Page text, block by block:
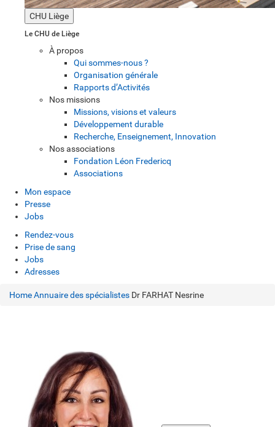
CHU Liège
Le CHU de Liège
À propos
Qui sommes-nous ?
Organisation générale
Rapports d’Activités
Nos missions
Missions, visions et valeurs
Développement durable
Recherche, Enseignement, Innovation
Nos associations
Fondation Léon Fredericq
Associations
Mon espace
Presse
Jobs
Rendez-vous
Prise de sang
Jobs
Adresses
HomeAnnuaire des spécialistes Dr FARHAT Nesrine